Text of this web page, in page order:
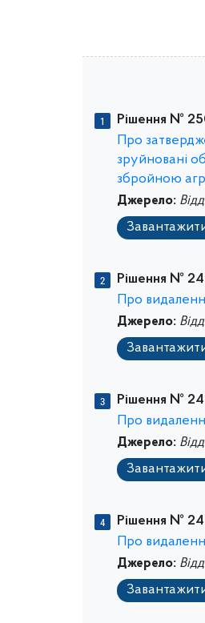
Рішення №
Про
зруйновані
збройною
Джерело:
Рішення №
Про
Джерело:
Рішення №
Про
Джерело:
Рішення №
Про
Джерело: